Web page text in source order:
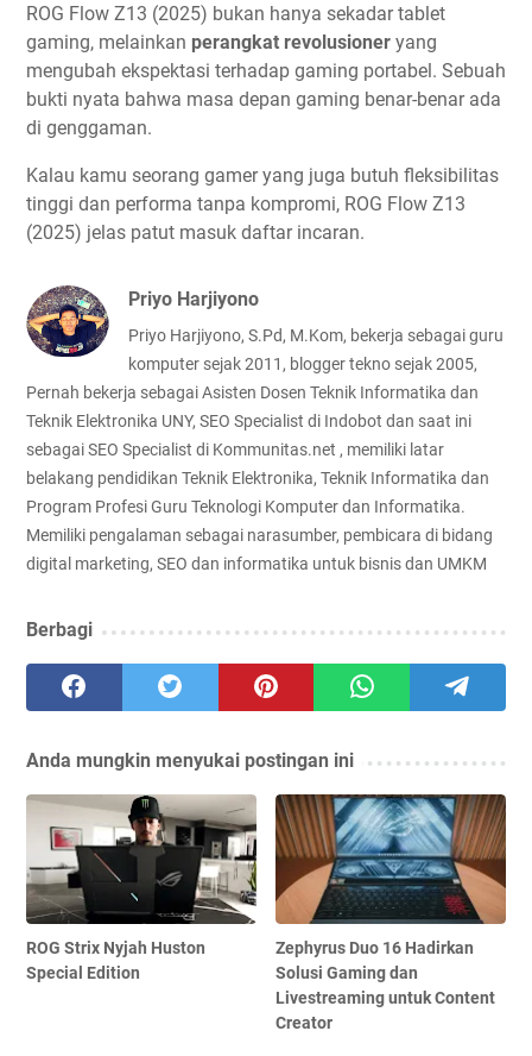
ROG Flow Z13 (2025) bukan hanya sekadar tablet
gaming, melainkan perangkat revolusioner yang
mengubah ekspektasi terhadap gaming portabel. Sebuah
bukti nyata bahwa masa depan gaming benar-benar ada
di genggaman.
Kalau kamu seorang gamer yang juga butuh fleksibilitas
tinggi dan performa tanpa kompromi, ROG Flow Z13
(2025) jelas patut masuk daftar incaran.
Priyo Harjiyono
Priyo Harjiyono, S.Pd, M.Kom, bekerja sebagai guru
komputer sejak 2011, blogger tekno sejak 2005,
Pernah bekerja sebagai Asisten Dosen Teknik Informatika dan
Teknik Elektronika UNY, SEO Specialist di Indobot dan saat ini
sebagai SEO Specialist di Kommunitas.net , memiliki latar
belakang pendidikan Teknik Elektronika, Teknik Informatika dan
Program Profesi Guru Teknologi Komputer dan Informatika.
Memiliki pengalaman sebagai narasumber, pembicara di bidang
digital marketing, SEO dan informatika untuk bisnis dan UMKM
Berbagi
Anda mungkin menyukai postingan ini
ROG Strix Nyjah Huston
Special Edition
Zephyrus Duo 16 Hadirkan
Solusi Gaming dan
Livestreaming untuk Content
Creator